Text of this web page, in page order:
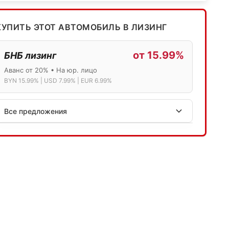
ЭТОТ АВТОМОБИЛЬ В ЛИЗИНГ
БНБ лизинг от 15.99%
Аванс от 20% • На юр. лицо
BYN 15.99% | USD 7.99% | EUR 6.99%
Все предложения
АСБ лизинг